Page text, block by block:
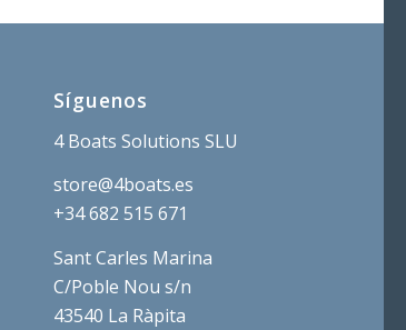
Síguenos
4 Boats Solutions SLU
store@4boats.es
+34 682 515 671
Sant Carles Marina
C/Poble Nou s/n
43540 La Ràpita